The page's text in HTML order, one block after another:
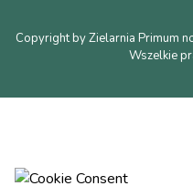
Copyright by Zielarnia Primum
Wszelkie